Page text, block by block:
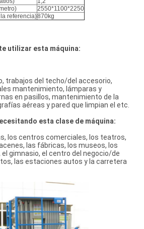
2550*1100*2250
referencia)870kg
utilizar esta máquina:
trabajos del techo/del accesorio,
mantenimiento, lámparas y
en pasillos, mantenimiento de la
aéreas y pared que limpian el etc.
esta clase de máquina:
los centros comerciales, los teatros,
las fábricas, los museos, los
gimnasio, el centro del negocio/de
las estaciones autos y la carretera